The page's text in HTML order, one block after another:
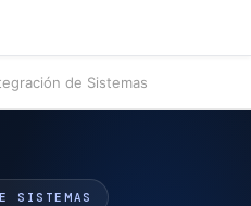
de Sistemas
SISTEMAS